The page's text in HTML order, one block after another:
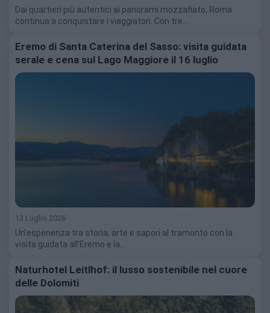
Dai quartieri più autentici ai panorami mozzafiato, Roma
continua a conquistare i viaggiatori. Con tre…
Eremo di Santa Caterina del Sasso: visita guidata
serale e cena sul Lago Maggiore il 16 luglio
13 Luglio 2026
Un'esperienza tra storia, arte e sapori al tramonto con la
visita guidata all'Eremo e la…
Naturhotel Leitlhof: il lusso sostenibile nel cuore
delle Dolomiti